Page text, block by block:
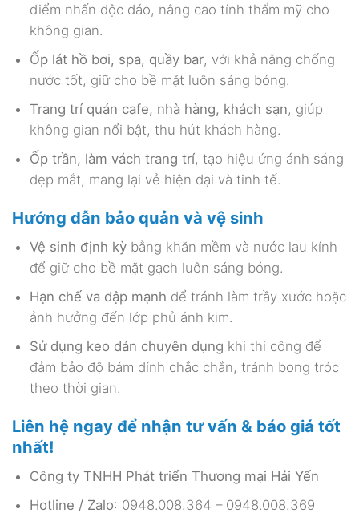
điểm nhấn độc đáo, nâng cao tính thẩm mỹ cho
không gian.
Ốp lát hồ bơi, spa, quầy bar, với khả năng chống
nước tốt, giữ cho bề mặt luôn sáng bóng.
Trang trí quán cafe, nhà hàng, khách sạn, giúp
không gian nổi bật, thu hút khách hàng.
Ốp trần, làm vách trang trí, tạo hiệu ứng ánh sáng
đẹp mắt, mang lại vẻ hiện đại và tinh tế.
Hướng dẫn bảo quản và vệ sinh
Vệ sinh định kỳbằng khăn mềm và nước lau kính
để giữ cho bề mặt gạch luôn sáng bóng.
Hạn chế va đập mạnh để tránh làm trầy xước hoặc
ảnh hưởng đến lớp phủ ánh kim.
Sử dụng keo dán chuyên dụng khi thi công để
đảm bảo độ bám dính chắc chắn, tránh bong tróc
theo thời gian.
Liên hệ ngay để nhận tư vấn & báo giá tốt
nhất!
Công ty TNHH Phát triển Thương mại Hải Yến
Hotline / Zalo: 0948.008.364 – 0948.008.369